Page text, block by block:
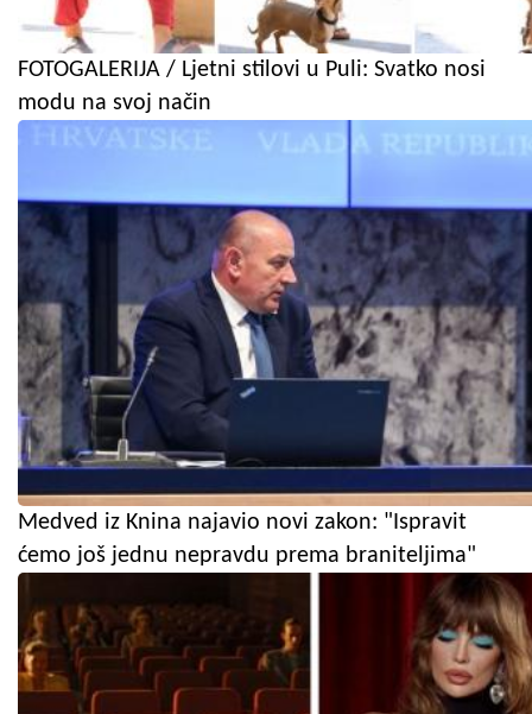
FOTOGALERIJA / Ljetni stilovi u Puli: Svatko nosi
modu na svoj način
Medved iz Knina najavio novi zakon: "Ispravit
ćemo još jednu nepravdu prema braniteljima"